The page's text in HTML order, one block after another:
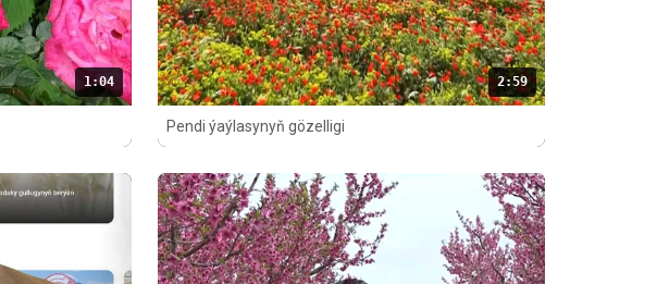
1:04 2:59
Pendi ýaýlasynyň gözelligi